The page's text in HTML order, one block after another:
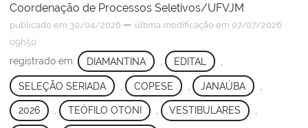
Coordenação de Processos Seletivos/UFVJM
publicado em 30/04/2026 — última modificação em 07/07/2026
09h50
registrado em: DIAMANTINA EDITAL
SELEÇÃO SERIADA COPESE JANAÚBA
2026 , TEÓFILO OTONI , VESTIBULARES ,